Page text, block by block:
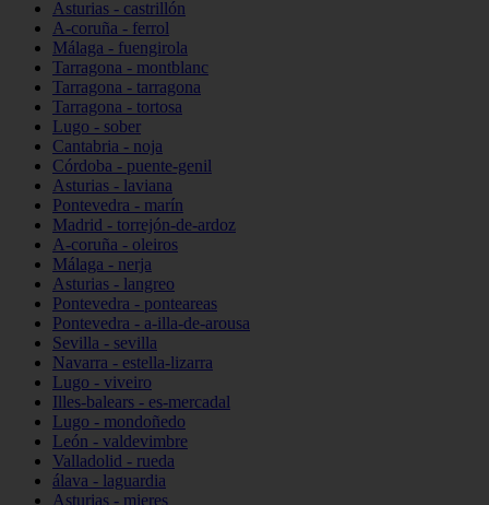
Asturias - castrillón
A-coruña - ferrol
Málaga - fuengirola
Tarragona - montblanc
Tarragona - tarragona
Tarragona - tortosa
Lugo - sober
Cantabria - noja
Córdoba - puente-genil
Asturias - laviana
Pontevedra - marín
Madrid - torrejón-de-ardoz
A-coruña - oleiros
Málaga - nerja
Asturias - langreo
Pontevedra - ponteareas
Pontevedra - a-illa-de-arousa
Sevilla - sevilla
Navarra - estella-lizarra
Lugo - viveiro
Illes-balears - es-mercadal
Lugo - mondoñedo
León - valdevimbre
Valladolid - rueda
álava - laguardia
Asturias - mieres